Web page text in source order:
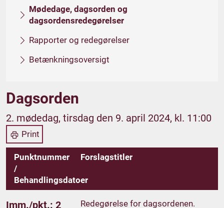
Mødedage, dagsorden og
dagsordensredegørelser
Rapporter og redegørelser
Betænkningsoversigt
Dagsorden
2. mødedag, tirsdag den 9. april 2024, kl. 11:00
Print
Punktnummer
/
Behandlingsdatoer
Forslagstitler
Imm./pkt.: 2
Redegørelse for dagsordenen.